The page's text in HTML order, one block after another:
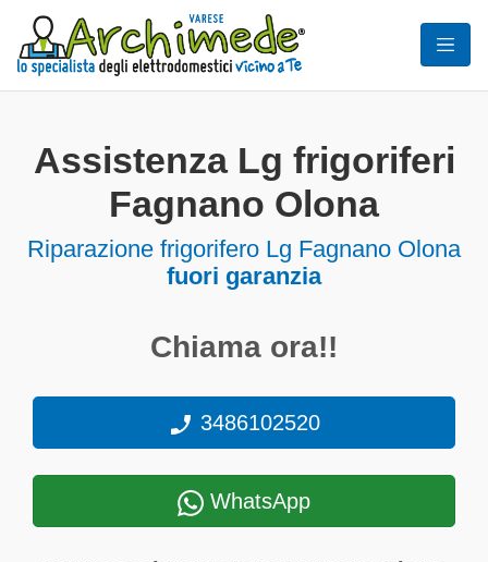
Assistenza Lg frigoriferi
Fagnano Olona
Riparazione frigorifero Lg Fagnano Olona
fuori garanzia
Chiama ora!!
3486102520
WhatsApp